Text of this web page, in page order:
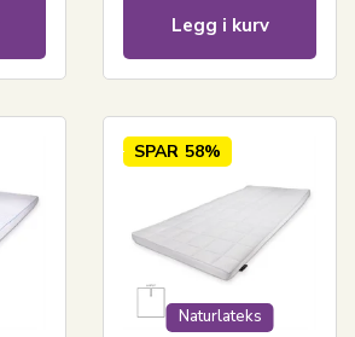
Legg i kurv
Naturlateks
SPAR 58%